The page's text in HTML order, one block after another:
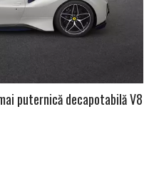
puternică decapotabilă V8